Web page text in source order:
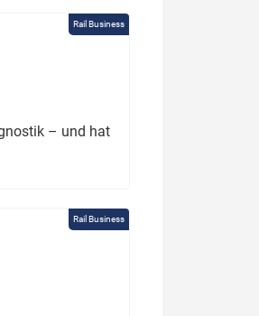
Rail Business
– und hat
Rail Business